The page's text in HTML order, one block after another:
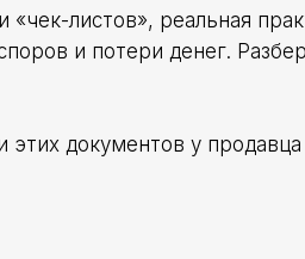
листов», реальная
и потери денег.
документов у